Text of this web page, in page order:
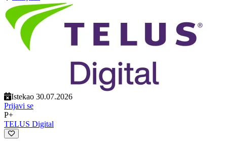
Istekao 30.07.2026
Prijavi se
P+
TELUS Digital